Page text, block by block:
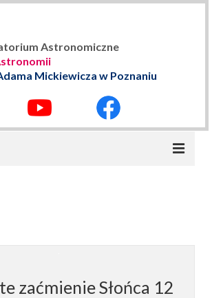
Astronomiczne
Mickiewicza w Poznaniu
Instytutu
zaćmienie Słońca 12